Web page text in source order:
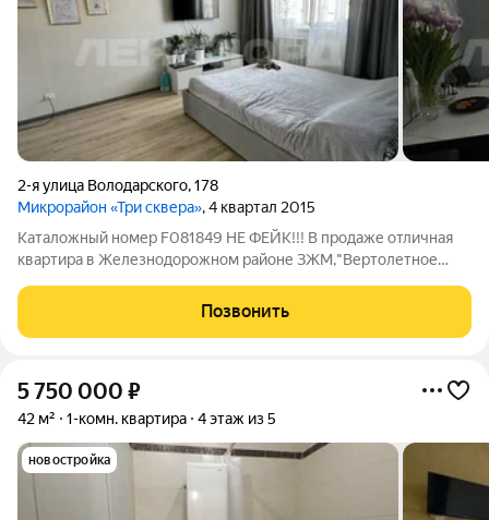
2-я улица Володарского,178
Микрорайон «Три сквера», 4 квартал 2015
Каталожный номер F081849 НЕ ФЕЙК!!! В продаже отличная
квартира в Железнодорожном районе ЗЖМ,"Вертолетное
современной постройки! В квартире выполнен стильный
ремонт в светлых тонах из качественных
Позвонить
5 750 000 ₽
42 м² 1-комн. квартира 4 этаж из 5
новостройка